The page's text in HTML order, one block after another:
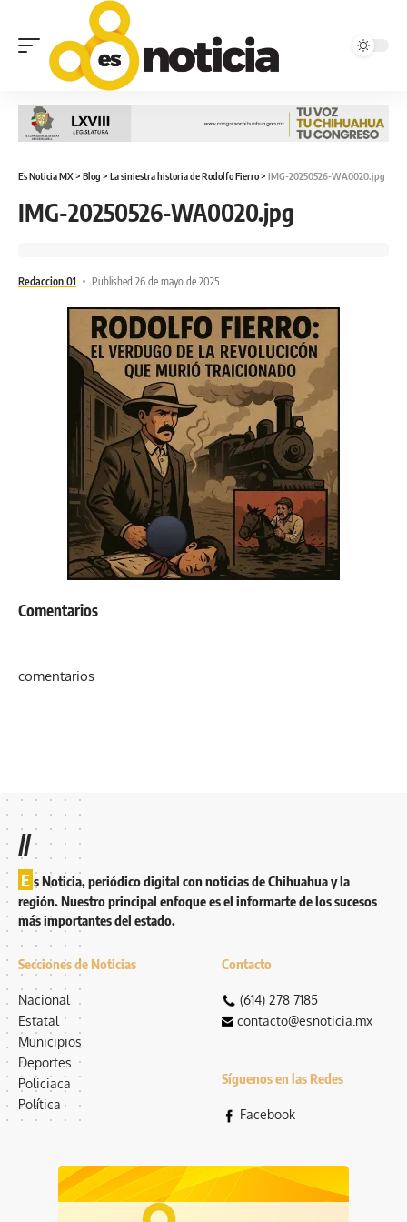
Es Noticia MX> Blog > La siniestra historia de Rodolfo Fierro> IMG-20250526-WA0020.jpg
IMG-20250526-WA0020.jpg
Redaccion 01 Published 26 de mayo de 2025
Comentarios
comentarios
//
E s Noticia, periódico digital con noticias de Chihuahua y la
región. Nuestro principal enfoque es el informarte de los sucesos
más importantes del estado.
Secciones de Noticias
Nacional
Estatal
Municipios
Deportes
Policiaca
Política
Contacto
(614) 278 7185
contacto@esnoticia.mx
Síguenos en las Redes
Facebook